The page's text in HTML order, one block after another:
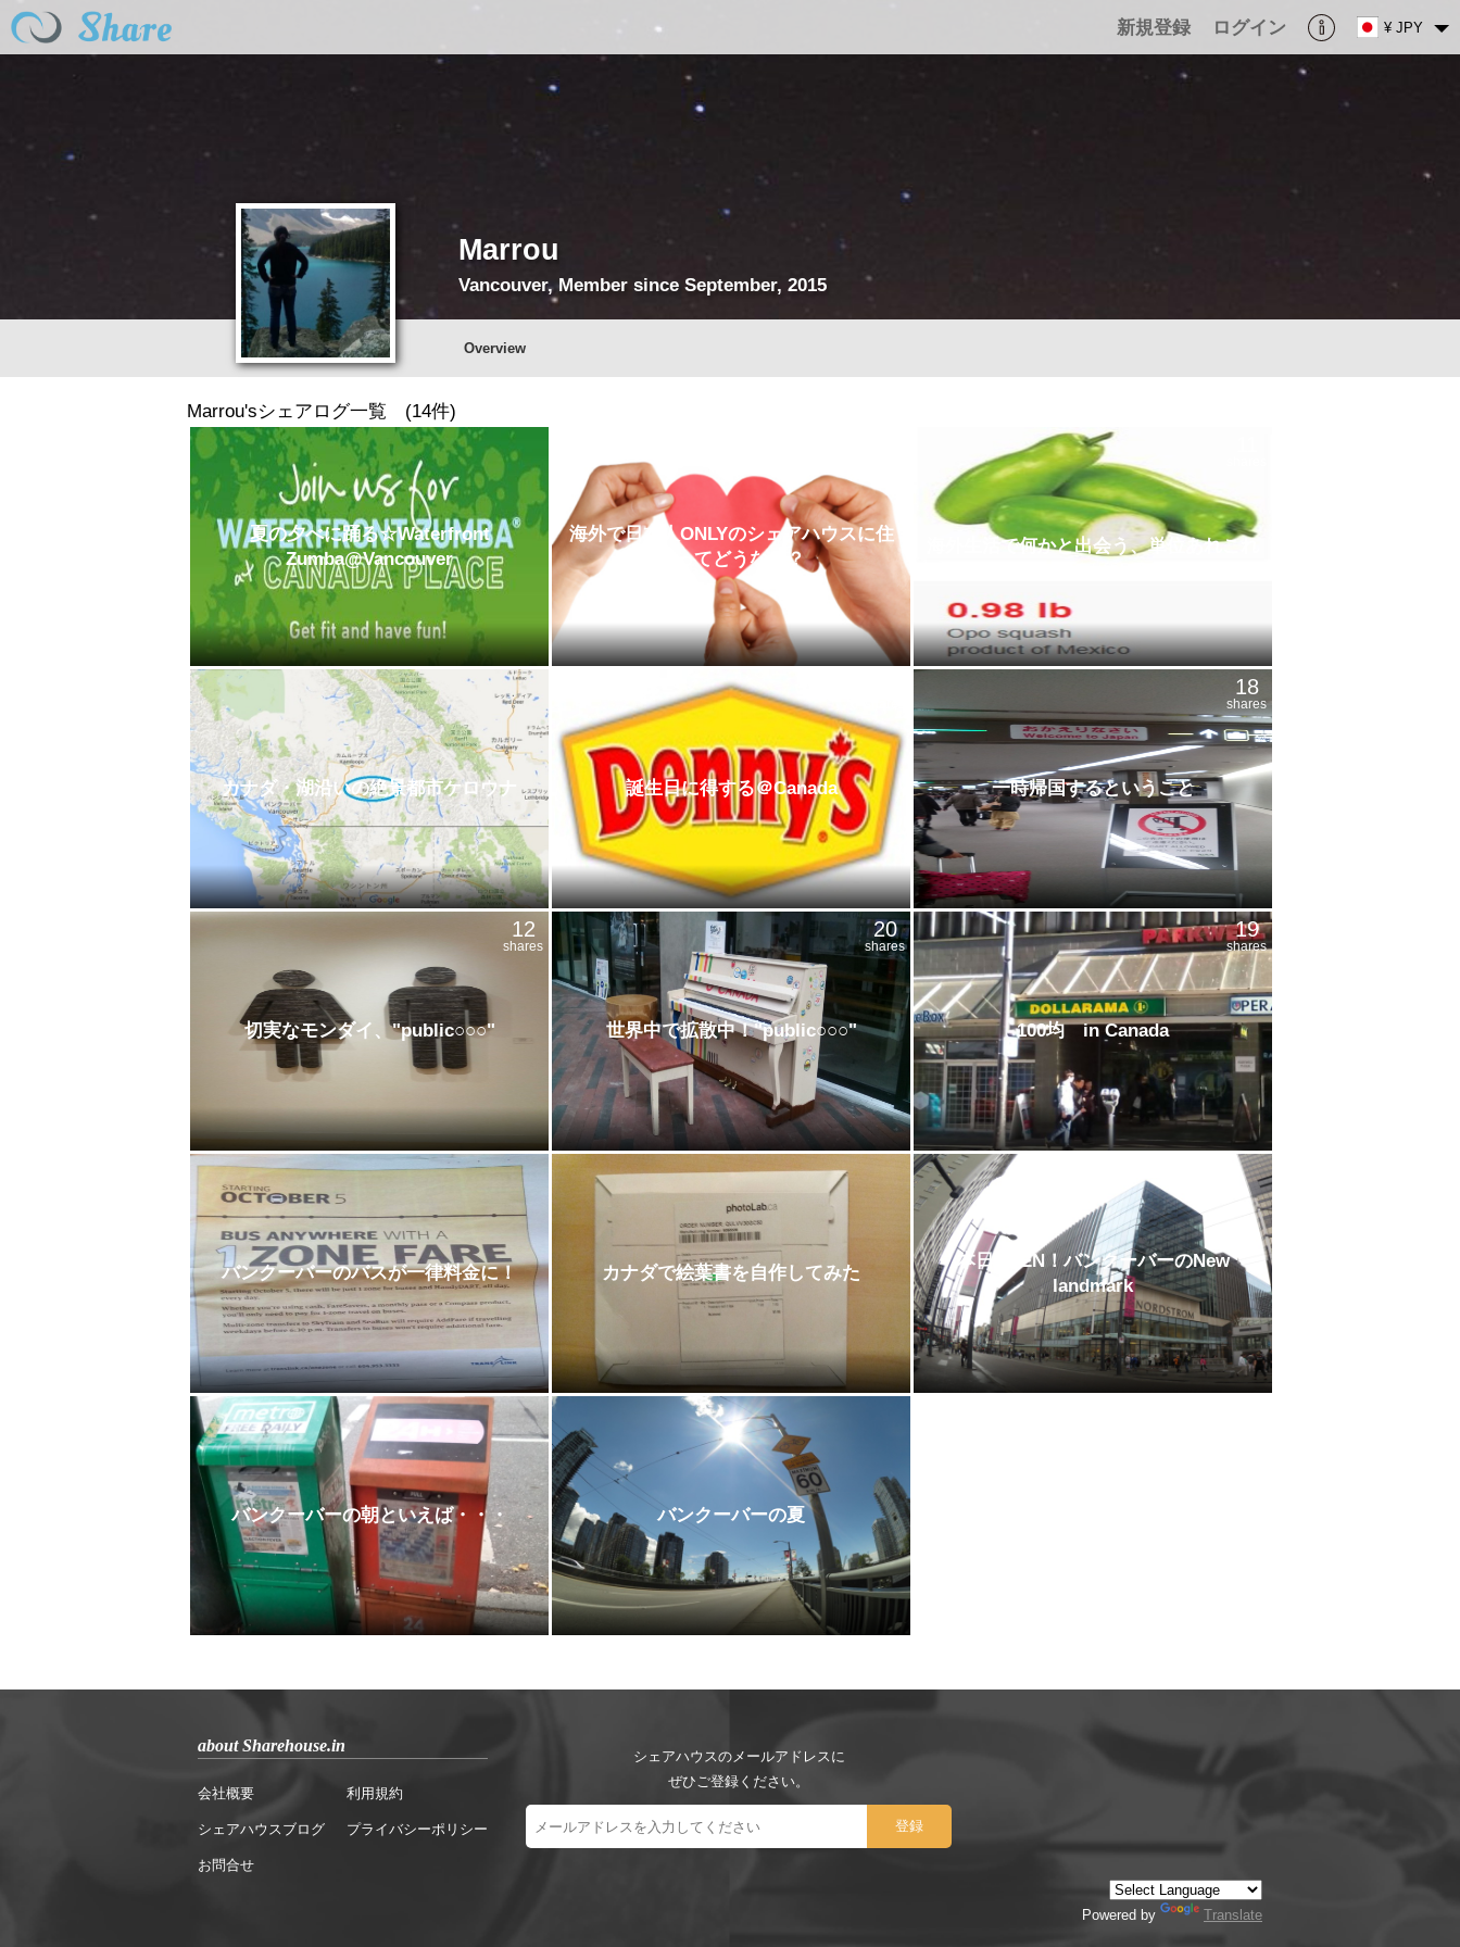
新規登録 ログイン ¥ JPY
Marrou
Vancouver, Member since September, 2015
Overview
Marrou'sシェアログ一覧 (14件)
夏の夕べに踊る☆Waterfront
Zumba@Vancouver
海外で日本人ONLYのシェアハウスに住
むってどうなの？
海外生活で何かと出会う、単位あれこれ
カナダ・湖沿いの絶景都市ケロウナ 誕生日に得する＠Canada 一時帰国するということ
18
shares
切実なモンダイ、"public○○○"
12
shares
世界中で拡散中！"public○○○"
20
shares
100均 in Canada
19
shares
バンクーバーのバスが一律料金に！ カナダで絵葉書を自作してみた
本日OPEN！バンクーバーのNew
landmark
バンクーバーの朝といえば・・・ バンクーバーの夏
about Sharehouse.in
会社概要
シェアハウスブログ
お問合せ
利用規約
プライバシーポリシー
シェアハウスのメールアドレスに
ぜひご登録ください。
Powered by Translate